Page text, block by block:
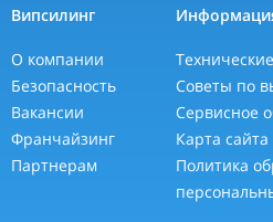
Випсилинг
О компании
Безопасность
Вакансии
Франчайзинг
Партнерам
Советы по
Сервисное
Карта сайта
Политика